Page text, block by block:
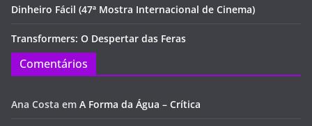
Dinheiro Fácil (47ª Mostra Internacional de Cinema)
Transformers: O Despertar das Feras
Comentários
Ana Costa em A Forma da Água – Crítica